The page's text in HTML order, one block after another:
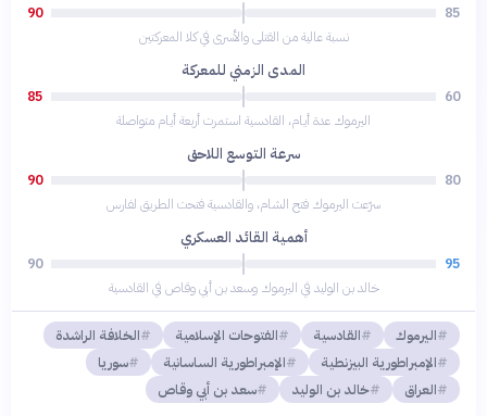
85
90
نسبة عالية من القتلى والأسرى في كلا المعركتين
المدى الزمني للمعركة
60
85
اليرموك عدة أيام، القادسية استمرت أربعة أيام متواصلة
سرعة التوسع اللاحق
80
90
سرّعت اليرموك فتح الشام، والقادسية فتحت الطريق لفارس
أهمية القائد العسكري
95
90
خالد بن الوليد في اليرموك وسعد بن أبي وقاص في القادسية
اليرموك القادسية الفتوحات الإسلامية
الخلافة الراشدة
الإمبراطورية البيزنطية
الإمبراطورية الساسانية
سوريا
العراق
خالد بن الوليد سعد بن أبي وقاص